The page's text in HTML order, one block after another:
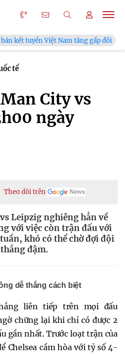
Nam tăng gấp đôi
tế
City vs
ngày
Theo dõi trên
Leipzig nghiêng hẳn về
với việc còn trận đấu với
khó có thể chờ đợi đội
đậm.
dễ thắng cách biệt
liên tiếp trên mọi đấu
chững lại khi chỉ có được 2
gần nhất. Trước loạt trận của
Chelsea cầm hòa với tỷ số 4-